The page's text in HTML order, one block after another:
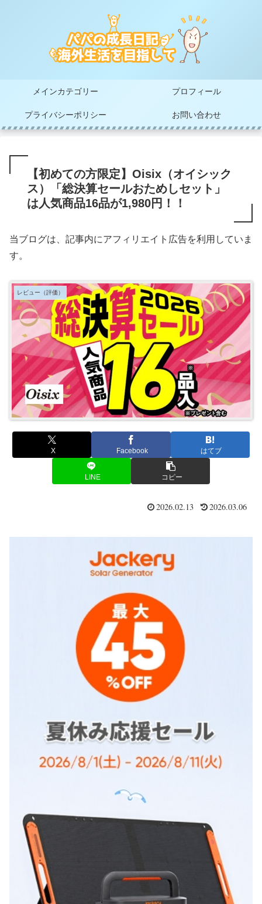
メインカテゴリー プロフィール
プライバシーポリシー お問い合わせ
【初めての方限定】Oisix（オイシック
ス）「総決算セールおためしセット」
は人気商品16品が1,980円！！
当ブログは、記事内にアフィリエイト広告を利用していま
す。
レビュー（評価）
X Facebook はてブ
LINE コピー
2026.02.13 2026.03.06